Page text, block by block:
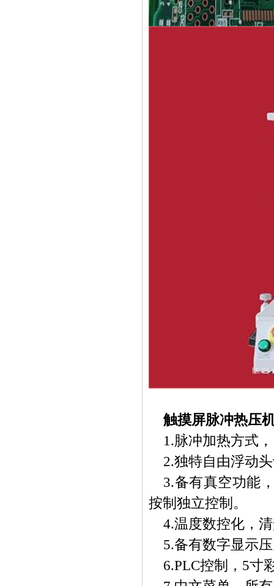
触摸屏脉冲热压
1.脉冲加热方式，
2.独特自由浮动
3.备有真空功能
按制独立控制。
4.温度数控化，
5.备有数字显示
6.PLC控制，5寸